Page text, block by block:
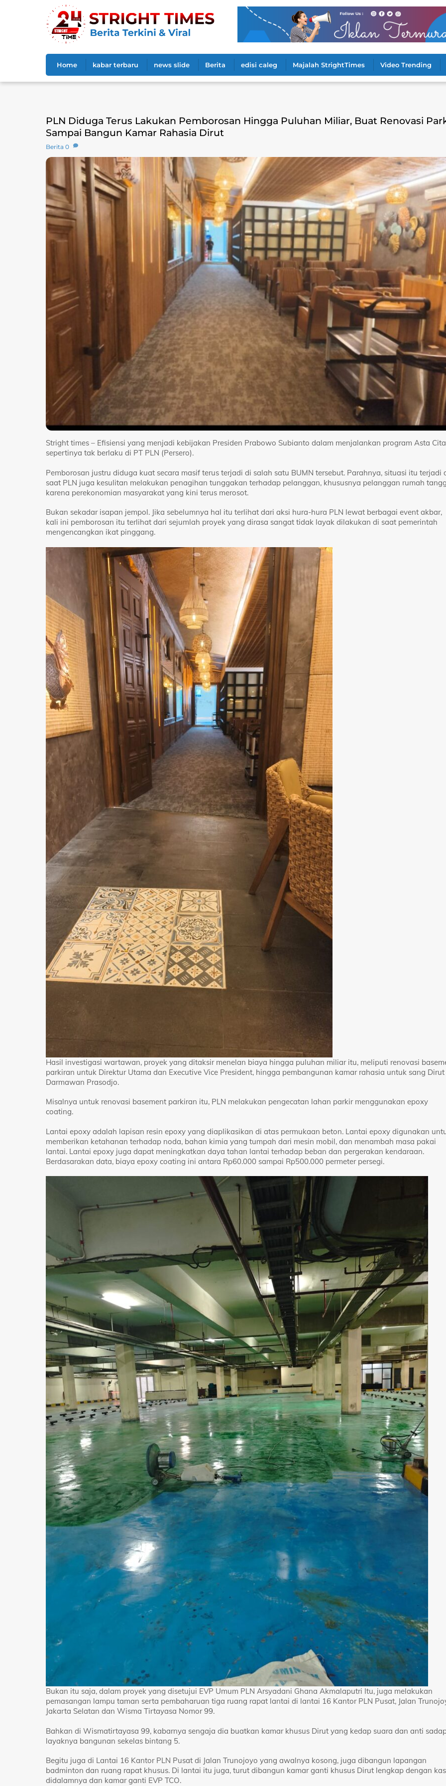
Home kabar terbaru news slide Berita edisi caleg Majalah StrightTimes Video Trending
PLN Diduga Terus Lakukan Pemborosan Hingga Puluhan Miliar, Buat Renovasi
Sampai Bangun Kamar Rahasia Dirut
Berita 0
Stright times – Efisiensi yang menjadi kebijakan Presiden Prabowo Subianto dalam menjalankan program Asta
sepertinya tak berlaku di PT PLN (Persero).
Pemborosan justru diduga kuat secara masif terus terjadi di salah satu BUMN tersebut. Parahnya, situasi itu terjadi
saat PLN juga kesulitan melakukan penagihan tunggakan terhadap pelanggan, khususnya pelanggan rumah
karena perekonomian masyarakat yang kini terus merosot.
Bukan sekadar isapan jempol. Jika sebelumnya hal itu terlihat dari aksi hura-hura PLN lewat berbagai event akbar,
kali ini pemborosan itu terlihat dari sejumlah proyek yang dirasa sangat tidak layak dilakukan di saat pemerintah
mengencangkan ikat pinggang.
Hasil investigasi wartawan, proyek yang ditaksir menelan biaya hingga puluhan miliar itu, meliputi renovasi
parkiran untuk Direktur Utama dan Executive Vice President, hingga pembangunan kamar rahasia untuk sang Dirut
Darmawan Prasodjo.
Misalnya untuk renovasi basement parkiran itu, PLN melakukan pengecatan lahan parkir menggunakan epoxy
coating.
Lantai epoxy adalah lapisan resin epoxy yang diaplikasikan di atas permukaan beton. Lantai epoxy digunakan
memberikan ketahanan terhadap noda, bahan kimia yang tumpah dari mesin mobil, dan menambah masa pakai
lantai. Lantai epoxy juga dapat meningkatkan daya tahan lantai terhadap beban dan pergerakan kendaraan.
Berdasarakan data, biaya epoxy coating ini antara Rp60.000 sampai Rp500.000 permeter persegi.
Bukan itu saja, dalam proyek yang disetujui EVP Umum PLN Arsyadani Ghana Akmalaputri Itu, juga melakukan
pemasangan lampu taman serta pembaharuan tiga ruang rapat lantai di lantai 16 Kantor PLN Pusat, Jalan
Jakarta Selatan dan Wisma Tirtayasa Nomor 99.
Bahkan di Wismatirtayasa 99, kabarnya sengaja dia buatkan kamar khusus Dirut yang kedap suara dan anti
layaknya bangunan sekelas bintang 5.
Begitu juga di Lantai 16 Kantor PLN Pusat di Jalan Trunojoyo yang awalnya kosong, juga dibangun lapangan
badminton dan ruang rapat khusus. Di lantai itu juga, turut dibangun kamar ganti khusus Dirut lengkap dengan
didalamnya dan kamar ganti EVP TCO.